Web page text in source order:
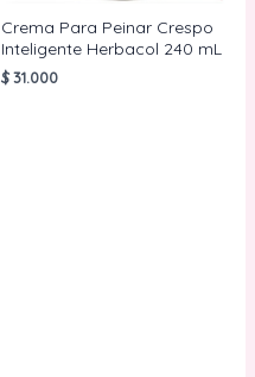
Crema Para Peinar Crespo
Inteligente Herbacol 240 mL
$31.000